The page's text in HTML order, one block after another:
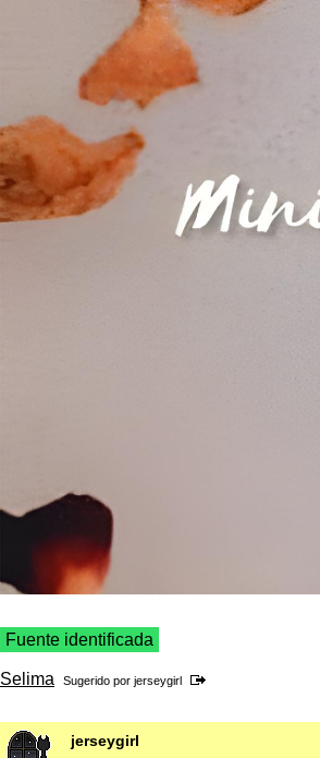
Fuente identificada
Selima Sugerido por jerseygirl
jerseygirl